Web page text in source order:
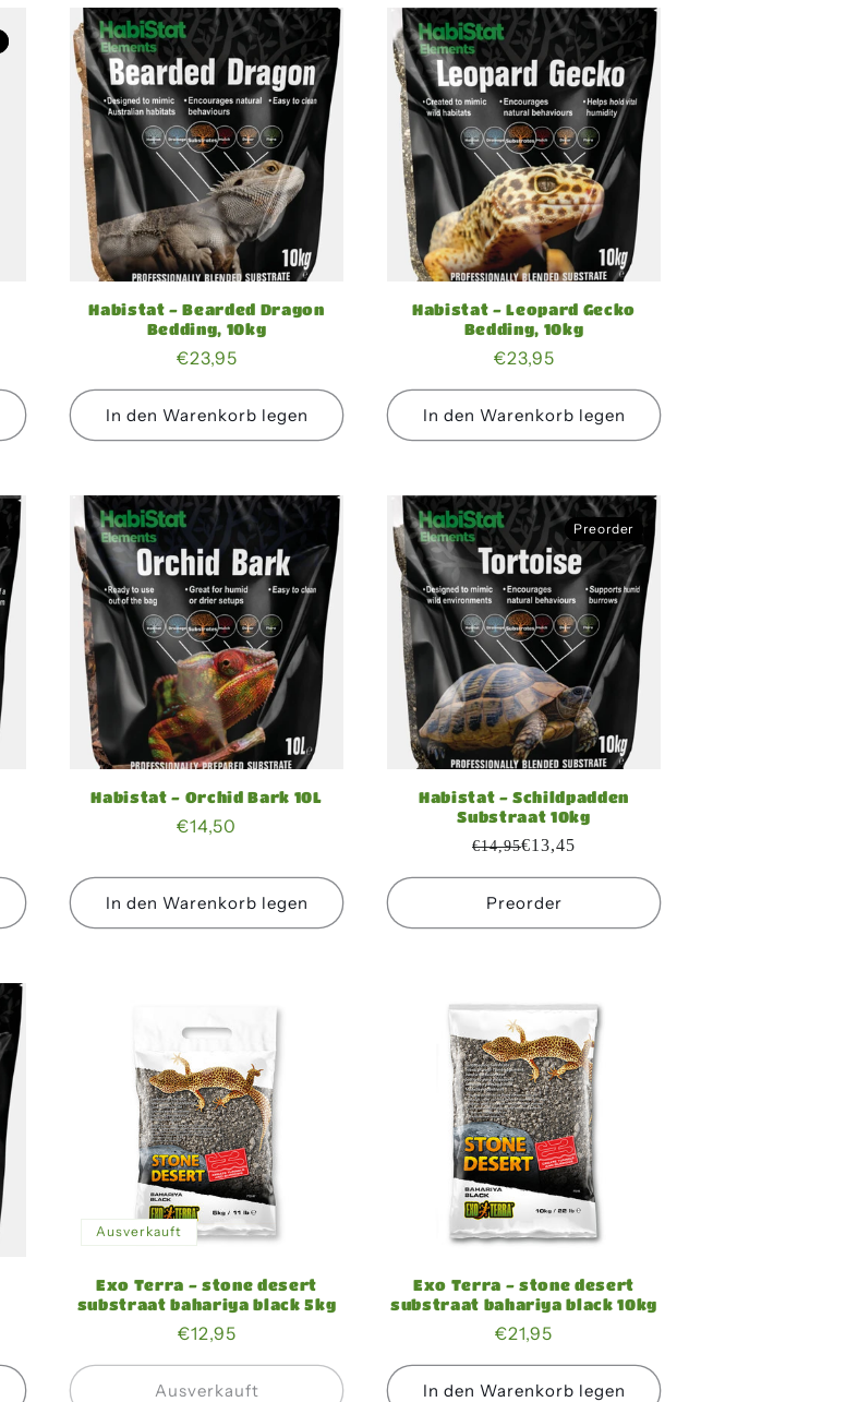
Habistat - Bearded Dragon
Bedding, 10kg
Normaler
Preis
€23,95
In den Warenkorb legen
Habistat - Leopard Gecko
Bedding, 10kg
Normaler
Preis
€23,95
In den Warenkorb legen
Habistat - Orchid Bark 10L
Normaler
€14,50
In den Warenkorb legen
Preorder
Habistat - Schildpadden
Substraat 10kg
€13,45
€14,95
Preorder
Preorder
Ausverkauft
Exo Terra - stone desert
substraat bahariya black 5kg
Normaler
Preis
€12,95
Ausverkauft
Exo Terra - stone desert
substraat bahariya black 10kg
Normaler
Preis
€21,95
In den Warenkorb legen